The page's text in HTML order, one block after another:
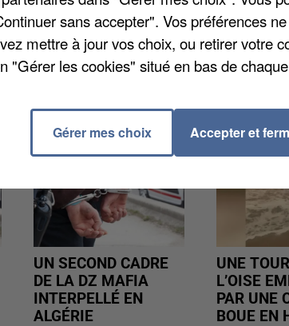
rues du centre-ville toute l'après-midi.
UN SECOND CADRE
DE LA DZ MAFIA
INTERPELLÉ EN
ALGÉRIE
UNE
L’OISE
PAR UNE
BOUE EN
sans accepter". Vos préférences
mettre à jour vos choix, ou retirer votre
"Gérer les cookies" situé en bas de
Gérer mes choix Accepter et